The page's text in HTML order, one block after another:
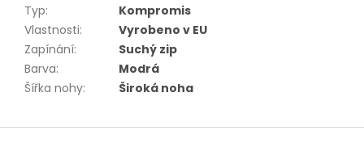
Typ:
Kompromis
Vlastnosti:
Vyrobeno v EU
Zapínání:
Suchý zip
Barva:
Modrá
Šířka nohy: Široká noha
Z